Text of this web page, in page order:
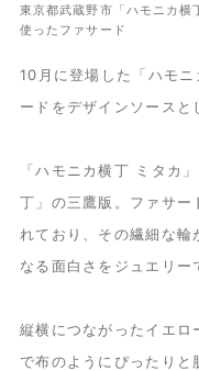
東京都武蔵野市「ハモニカ横
使ったファサード
10月に登場した「ハモ
ードをデザインソースと
「ハモニカ横丁 ミタカ
丁」の三鷹版。ファサー
れており、その繊細な輪
なる面白さをジュエリー
縦横につながったイエロ
で布のようにぴったりと